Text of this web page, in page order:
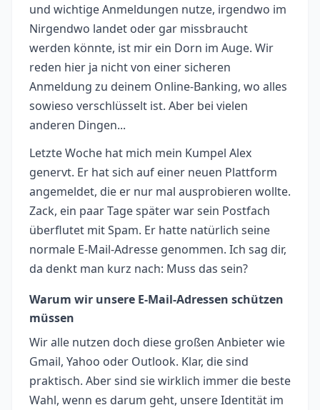
und wichtige Anmeldungen nutze, irgendwo im
Nirgendwo landet oder gar missbraucht
werden könnte, ist mir ein Dorn im Auge. Wir
reden hier ja nicht von einer sicheren
Anmeldung zu deinem Online-Banking, wo alles
sowieso verschlüsselt ist. Aber bei vielen
anderen Dingen...
Letzte Woche hat mich mein Kumpel Alex
genervt. Er hat sich auf einer neuen Plattform
angemeldet, die er nur mal ausprobieren wollte.
Zack, ein paar Tage später war sein Postfach
überflutet mit Spam. Er hatte natürlich seine
normale E-Mail-Adresse genommen. Ich sag dir,
da denkt man kurz nach: Muss das sein?
Warum wir unsere E-Mail-Adressen schützen
müssen
Wir alle nutzen doch diese großen Anbieter wie
Gmail, Yahoo oder Outlook. Klar, die sind
praktisch. Aber sind sie wirklich immer die beste
Wahl, wenn es darum geht, unsere Identität im